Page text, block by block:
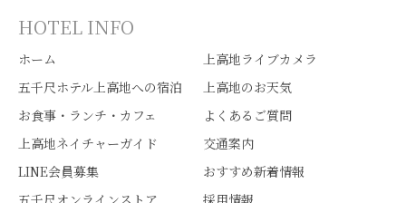
HOTEL INFO
ホーム
上高地ライブカメラ
五千尺ホテル上高地への宿泊
上高地のお天気
お食事・ランチ・カフェ
よくあるご質問
上高地ネイチャーガイド
交通案内
LINE会員募集
おすすめ新着情報
五千尺オンラインストア
採用情報